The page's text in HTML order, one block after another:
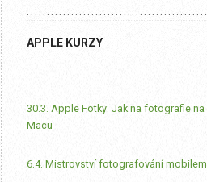
APPLE KURZY
30.3. Apple Fotky: Jak na fotografie na
Macu
6.4. Mistrovství fotografování mobilem